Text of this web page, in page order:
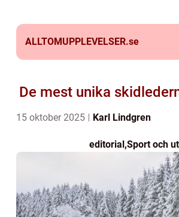
ALLTOMUPPLEVELSER.se
De mest unika
15 oktober 2025 Karl Lindgren
editorial,Sport och